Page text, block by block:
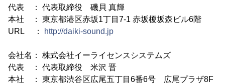
代表 ： 代表取締役 磯貝 真輝
本社 ： 東京都港区赤坂1丁目7-1 赤坂榎坂森ビル6階
URL ：
http://daiki-sound.jp
会社名： 株式会社イーライセンスシステムズ
代表 ： 代表取締役 米沢 晋
本社 ： 東京都渋谷区広尾五丁目6番6号 広尾プラザ8F